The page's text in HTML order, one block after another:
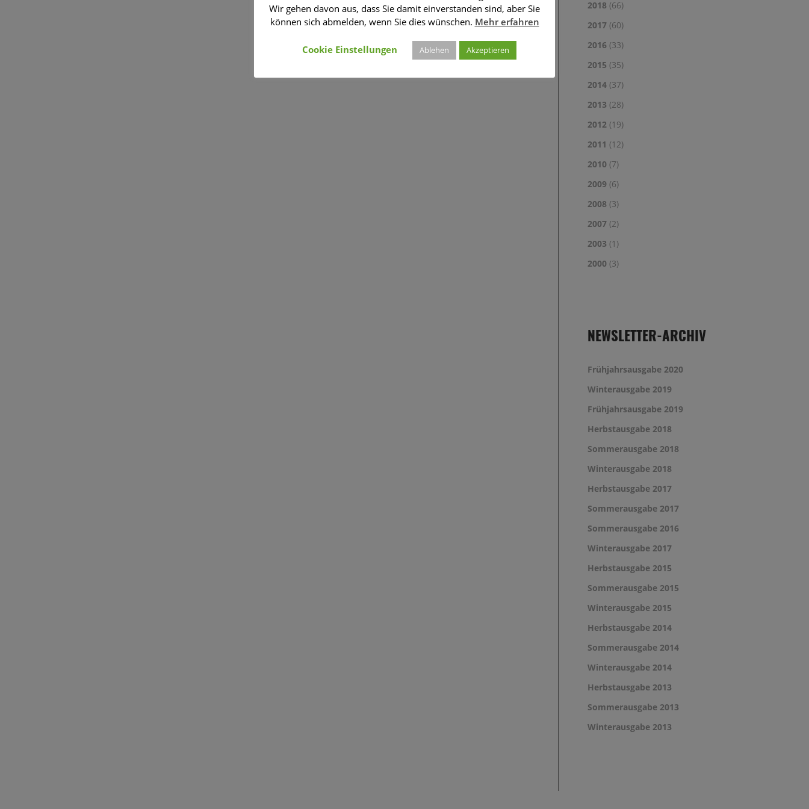
2018 (66)
2017 (60)
2016 (33)
2015 (35)
2014 (37)
2013 (28)
2012 (19)
2011 (12)
2010 (7)
2009 (6)
2008 (3)
2007 (2)
2003 (1)
2000 (3)
NEWSLETTER-ARCHIV
Frühjahrsausgabe 2020
Winterausgabe 2019
Frühjahrsausgabe 2019
Herbstausgabe 2018
Sommerausgabe 2018
Winterausgabe 2018
Herbstausgabe 2017
Sommerausgabe 2017
Sommerausgabe 2016
Winterausgabe 2017
Herbstausgabe 2015
Sommerausgabe 2015
Winterausgabe 2015
Herbstausgabe 2014
Sommerausgabe 2014
Winterausgabe 2014
Herbstausgabe 2013
Sommerausgabe 2013
Winterausgabe 2013
Wir gehen davon aus, dass Sie damit einverstanden sind, aber Sie
können sich abmelden, wenn Sie dies wünschen. Mehr erfahren
Cookie Einstellungen Ablehen Akzeptieren